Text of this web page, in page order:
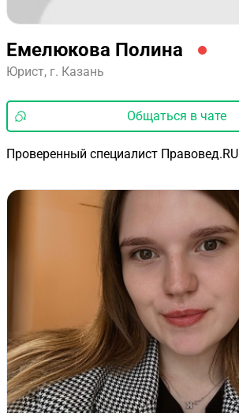
Емелюкова Полина
Юрист, г. Казань
Общаться в чате
Проверенный специалист Правовед.RU